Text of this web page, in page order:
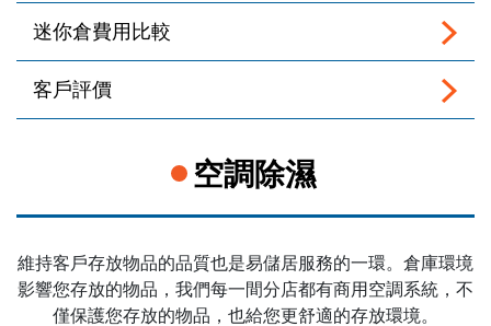
迷你倉費用比較
客戶評價
空調除濕
維持客戶存放物品的品質也是易儲居服務的一環。倉庫環境
影響您存放的物品，我們每一間分店都有商用空調系統，不
僅保護您存放的物品，也給您更舒適的存放環境。